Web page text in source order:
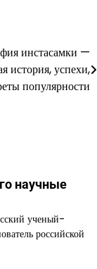
инстасамки —
история, успехи,
популярности
научные
ученый-
российской